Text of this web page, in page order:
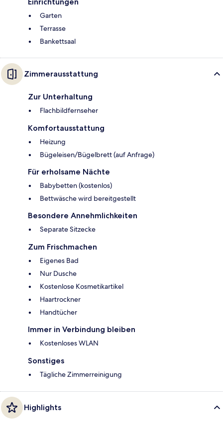
Garten
Terrasse
Bankettsaal
Zimmerausstattung
Zur Unterhaltung
Flachbildfernseher
Komfortausstattung
Heizung
Bügeleisen/Bügelbrett (auf Anfrage)
Für erholsame Nächte
Babybetten (kostenlos)
Bettwäsche wird bereitgestellt
Besondere Annehmlichkeiten
Separate Sitzecke
Zum Frischmachen
Eigenes Bad
Nur Dusche
Kostenlose Kosmetikartikel
Haartrockner
Handtücher
Immer in Verbindung bleiben
Kostenloses WLAN
Sonstiges
Tägliche Zimmerreinigung
Highlights